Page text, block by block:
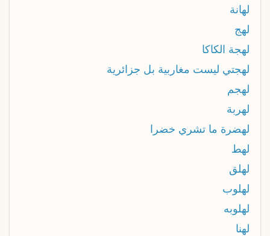
لهانة
لهج
لهجة الكاكا
لهجتي ليست مغاربية بل جزائرية
لهجم
لهربة
لهضرة ما تشري خضرا
لهط
لهلق
لهلوب
لهلوبه
لهنا